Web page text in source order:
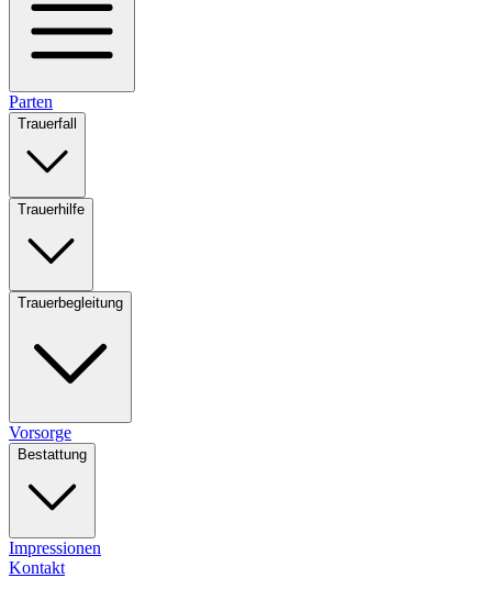
Parten
Trauerfall
Trauerhilfe
Trauerbegleitung
Vorsorge
Bestattung
Impressionen
Kontakt